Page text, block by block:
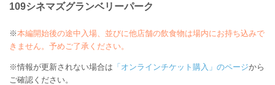
109シネマズグランベリーパーク
※本編開始後の途中入場、並びに他店舗の飲食物は場内にお持ち込みで
きません。予めご了承ください。
※情報が更新されない場合は 「オンラインチケット購入」のページから
ご確認ください。